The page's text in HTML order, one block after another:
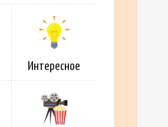
Интересное